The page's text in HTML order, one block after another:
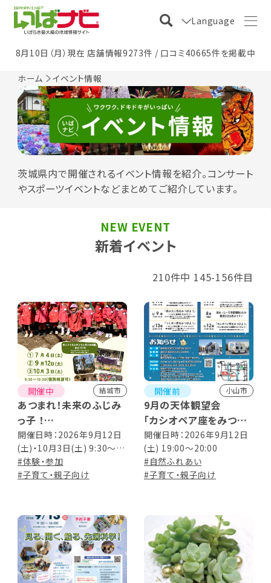
Language
8月10日（月）現在 店舗情報9273件 / 口コミ40665件を掲載中
ホーム イベント情報
茨城県内で開催されるイベント情報を紹介。コンサート
やスポーツイベントなどまとめてご紹介しています。
新着イベント
NEW EVENT
210件中 145-156件目
開催中 結城市
あつまれ！未来のふじみ
っ子 ！
令和9年度 入園希望者
向け説明会
開催日時：2026年9月12日
(土)・10月3日(土) 9:30～
10:30 ※個別相談可
#体験・参加
#子育て・親子向け
開催前 小山市
9月の天体観望会
「カシオペア座をみつけ
よう」
開催日時：2026年9月12日
(土) 19:00～20:00
#自然ふれあい
#子育て・親子向け